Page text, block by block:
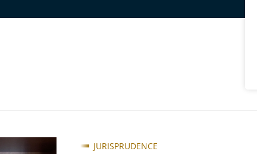
JURISPRUDENCE